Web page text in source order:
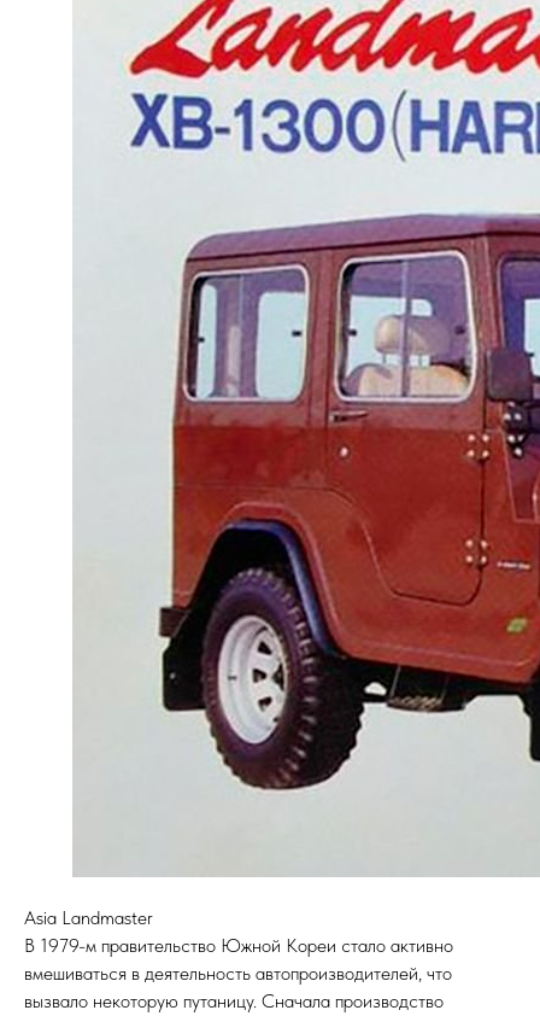
Asia Landmaster
В 1979-м правительство Южной Кореи стало активно
вмешиваться в деятельность автопроизводителей, что
вызвало некоторую путаницу. Сначала производство